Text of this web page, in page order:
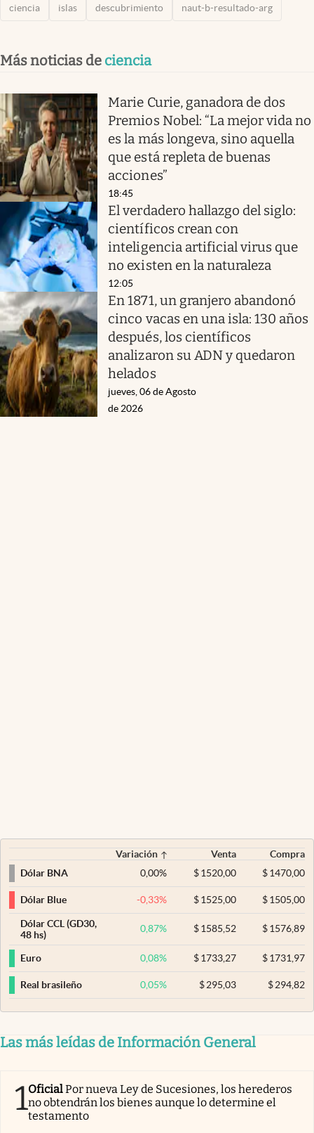
ciencia islas descubrimiento naut-b-resultado-arg
Más noticias de ciencia
Marie Curie, ganadora de dos
Premios Nobel: “La mejor vida no
es la más longeva, sino aquella
que está repleta de buenas
acciones”
18:45
El verdadero hallazgo del siglo:
científicos crean con
inteligencia artificial virus que
no existen en la naturaleza
12:05
En 1871, un granjero abandonó
cinco vacas en una isla: 130 años
después, los científicos
analizaron su ADN y quedaron
helados
jueves, 06 de Agosto
de 2026
Variación Venta
Compra
Dólar BNA
0,00% $ 1520,00 $1470,00
Dólar Blue -0,33% $ 1525,00 $1505,00
Dólar CCL (GD30,
48 hs)
0,87% $ 1585,52 $1576,89
Euro 0,08% $ 1733,27 $1731,97
Real brasileño 0,05% $ 295,03 $294,82
Las más leídas de Información General
1OficialPor nueva Ley de Sucesiones, los herederos
no obtendrán los bienes aunque lo determine el
testamento